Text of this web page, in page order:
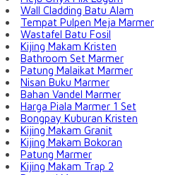
Wall Cladding Batu Alam
Tempat Pulpen Meja Marmer
Wastafel Batu Fosil
Kijing Makam Kristen
Bathroom Set Marmer
Patung Malaikat Marmer
Nisan Buku Marmer
Bahan Vandel Marmer
Harga Piala Marmer 1 Set
Bongpay Kuburan Kristen
Kijing Makam Granit
Kijing Makam Bokoran
Patung Marmer
Kijing Makam Trap 2